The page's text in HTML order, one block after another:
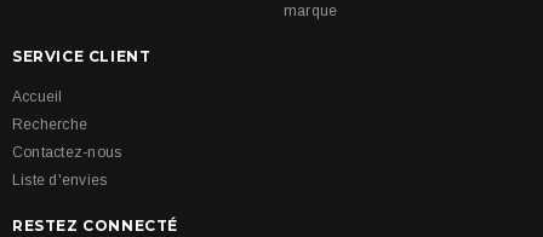
marque
SERVICE CLIENT
Accueil
Recherche
Contactez-nous
Liste d'envies
RESTEZ CONNECTÉ